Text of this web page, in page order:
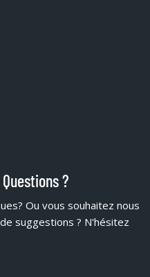
?
Ou vous souhaitez nous
suggestions ? N'hésitez